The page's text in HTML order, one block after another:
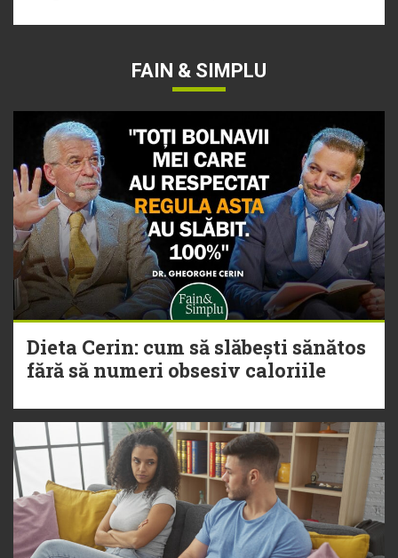
FAIN & SIMPLU
Dieta Cerin: cum să slăbești sănătos
fără să numeri obsesiv caloriile